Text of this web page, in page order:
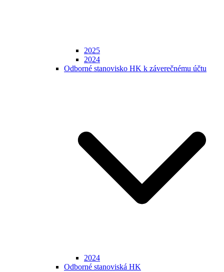
2025
2024
Odborné stanovisko HK k záverečnému účtu
2024
Odborné stanoviská HK